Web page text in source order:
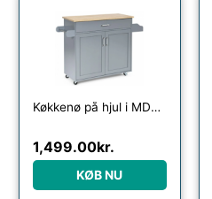
Køkkenø på hjul i MDF og hårdtræ H85 x B90 – 116 x D40 cm – Grå/Natur
1,499.00kr.
KØB NU